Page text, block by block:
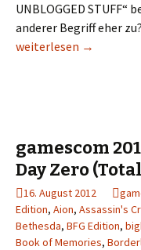
UNBLOGGED STUFF“
anderer Begriff eher
gamescom 2012 – Day
weiterlesen →
gamescom
Day Zero
16. August 2012
Edition, Aion, Assassin's
Bethesda, BFG Edition,
Book of Memories,